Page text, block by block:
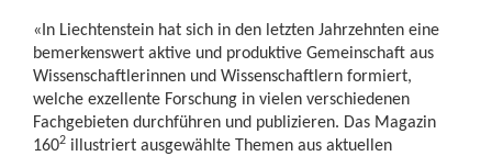
«In Liechtenstein hat sich in den letzten Jahrzehnten eine
bemerkenswert aktive und produktive Gemeinschaft aus
Wissenschaftlerinnen und Wissenschaftlern formiert,
welche exzellente Forschung in vielen verschiedenen
Fachgebieten durchführen und publizieren. Das Magazin
1602 illustriert ausgewählte Themen aus aktuellen